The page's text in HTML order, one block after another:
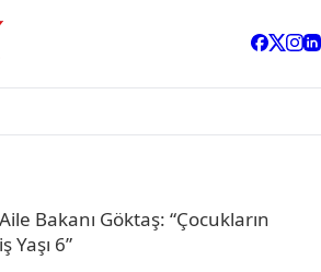
Aile Bakanı Göktaş: “Çocukların
Yaşı 6”